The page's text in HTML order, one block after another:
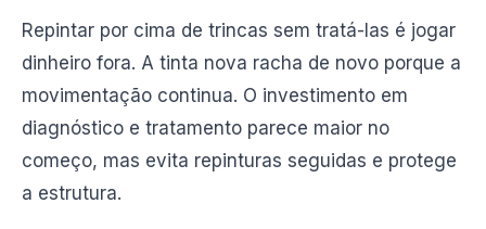
Repintar por cima de trincas sem tratá-las é jogar
dinheiro fora. A tinta nova racha de novo porque a
movimentação continua. O investimento em
diagnóstico e tratamento parece maior no
começo, mas evita repinturas seguidas e protege
a estrutura.